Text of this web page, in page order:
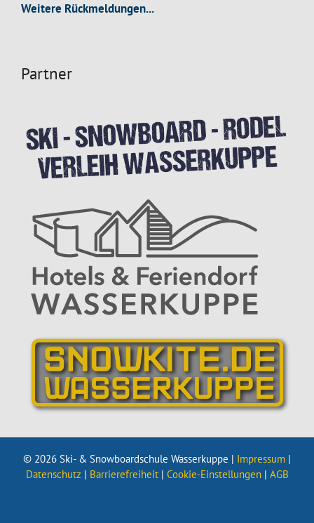
Weitere Rückmeldungen...
Partner
© 2026 Ski- & Snowboardschule Wasserkuppe | Impressum |
Datenschutz | Barrierefreiheit| Cookie-Einstellungen| AGB